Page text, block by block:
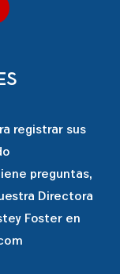
registrar sus
preguntas,
Directora
Foster en